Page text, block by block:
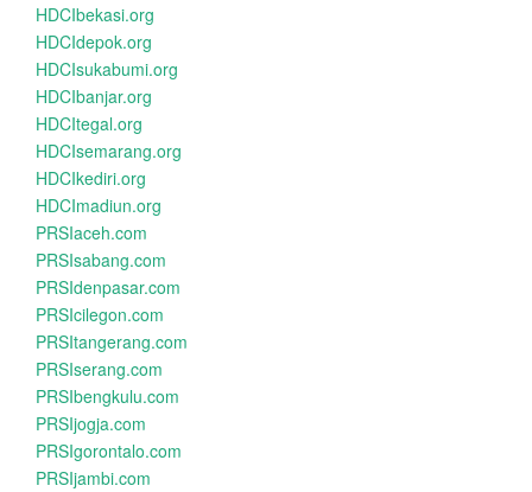
HDCIbekasi.org
HDCIdepok.org
HDCIsukabumi.org
HDCIbanjar.org
HDCItegal.org
HDCIsemarang.org
HDCIkediri.org
HDCImadiun.org
PRSIaceh.com
PRSIsabang.com
PRSIdenpasar.com
PRSIcilegon.com
PRSItangerang.com
PRSIserang.com
PRSIbengkulu.com
PRSIjogja.com
PRSIgorontalo.com
PRSIjambi.com